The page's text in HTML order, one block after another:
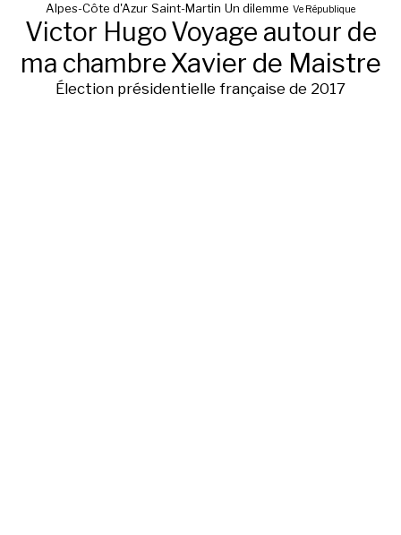
Alpes-Côte d'Azur Saint-Martin Un dilemme Ve République
Victor HugoVoyage autour de
ma chambreXavier de Maistre
Élection présidentielle française de 2017